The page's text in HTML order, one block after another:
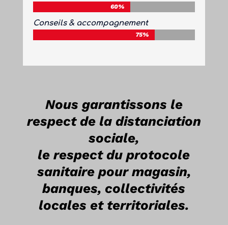
60%
60%
Conseils & accompagnement
75%
75%
Nous garantissons le
respect de la distanciation
sociale,
le respect du protocole
sanitaire pour magasin,
banques, collectivités
locales et territoriales.